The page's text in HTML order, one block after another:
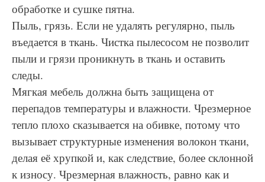
обработке и сушке пятна.
Пыль, грязь. Если не удалять регулярно, пыль
въедается в ткань. Чистка пылесосом не позволит
пыли и грязи проникнуть в ткань и оставить
следы.
Мягкая мебель должна быть защищена от
перепадов температуры и влажности. Чрезмерное
тепло плохо сказывается на обивке, потому что
вызывает структурные изменения волокон ткани,
делая её хрупкой и, как следствие, более склонной
к износу. Чрезмерная влажность, равно как и